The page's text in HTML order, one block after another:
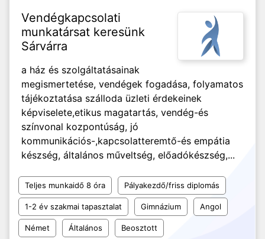
Vendégkapcsolati
munkatársat keresünk
Sárvárra
a ház és szolgáltatásainak
megismertetése, vendégek fogadása, folyamatos
tájékoztatása szálloda üzleti érdekeinek
képviselete,etikus magatartás, vendég-és
színvonal kozpontúság, jó
kommunikációs-,kapcsolatteremtő-és empátia
készség, általános műveltség, előadókészség,...
Teljes munkaidő 8 óra Pályakezdő/friss diplomás
1-2 év szakmai tapasztalat Gimnázium Angol
Német Általános Beosztott